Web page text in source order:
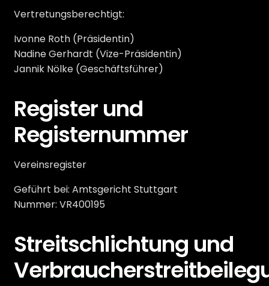
Vertretungsberechtigt:
Ivonne Roth (Präsidentin)
Nadine Gerhardt (Vize-Präsidentin)
Jannik Nölke (Geschäftsführer)
Register und
Registernummer
Vereinsregister
Geführt bei: Amtsgericht Stuttgart
Nummer: VR400195
Streitschlichtung und